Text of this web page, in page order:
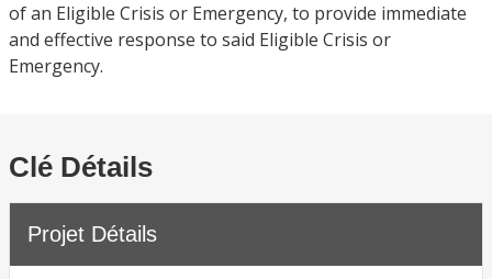
of an Eligible Crisis or Emergency, to provide immediate
and effective response to said Eligible Crisis or
Emergency.
Clé Détails
Projet Détails